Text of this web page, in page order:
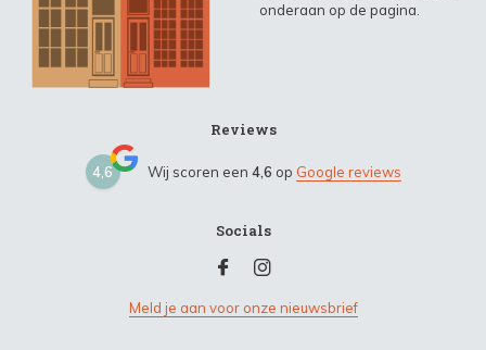
onderaan op de pagina.
Reviews
4,6 Wij scoren een 4,6 op Google reviews
Socials
Meld je aan voor onze nieuwsbrief